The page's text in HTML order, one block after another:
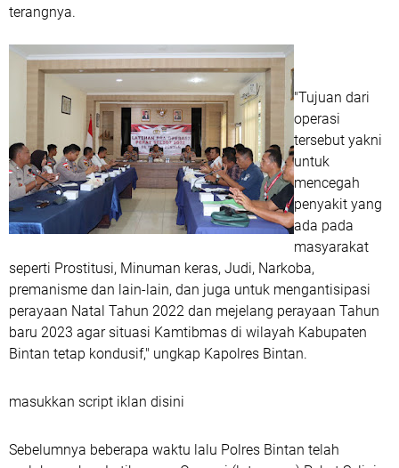
terangnya.
"Tujuan dari
operasi
tersebut yakni
untuk
mencegah
penyakit yang
ada pada
masyarakat
seperti Prostitusi, Minuman keras, Judi, Narkoba,
premanisme dan lain-lain, dan juga untuk mengantisipasi
perayaan Natal Tahun 2022 dan mejelang perayaan Tahun
baru 2023 agar situasi Kamtibmas di wilayah Kabupaten
Bintan tetap kondusif," ungkap Kapolres Bintan.
masukkan script iklan disini
Sebelumnya beberapa waktu lalu Polres Bintan telah